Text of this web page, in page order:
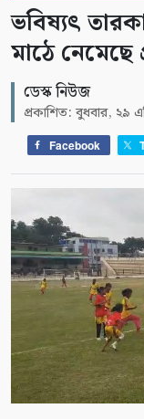
ভবিষ্যৎ
মাঠে নেমেছে
ডেস্ক নিউজ
প্রকাশিত: বুধবার, ২৯
Facebook